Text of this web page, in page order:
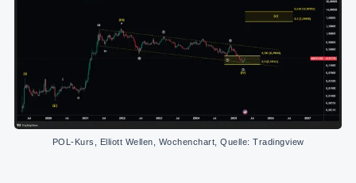
POL-Kurs, Elliott Wellen, Wochenchart, Quelle: Tradingview